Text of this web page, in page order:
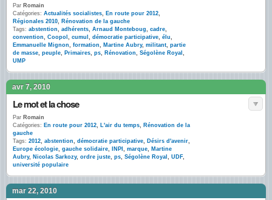
Par Romain
Catégories: Actualités socialistes, En route pour 2012,
Régionales 2010, Rénovation de la gauche
Tags: abstention, adhérents, Arnaud Monteboug, cadre,
convention, Coopol , cumul , démocratie participative, élu,
Emmanuelle Mignon, formation, Martine Aubry, militant, partie
de masse, peuple, Primaires, ps, Rénovation, Ségolène Royal ,
UMP
avr 7, 2010
Le mot et la chose
Par Romain
Catégories: En route pour 2012, L'air du temps, Rénovation de la
gauche
Tags: 2012, abstention, démocratie participative, Désirs d'avenir,
Europe écologie, gauche solidaire, INPI , marque, Martine
Aubry, Nicolas Sarkozy, ordre juste, ps, Ségolène Royal , UDF,
université populaire
mar 22, 2010